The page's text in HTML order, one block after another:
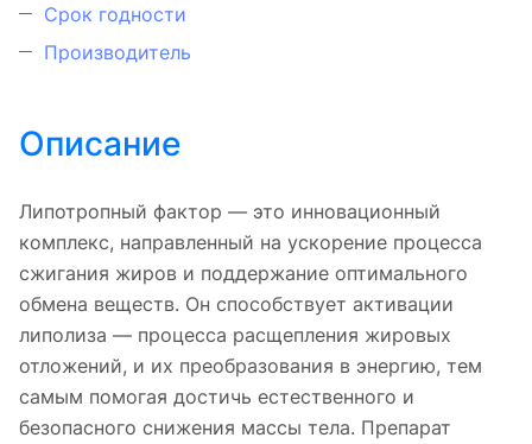
Срок годности
Производитель
Описание
Липотропный фактор — это инновационный
комплекс, направленный на ускорение процесса
сжигания жиров и поддержание оптимального
обмена веществ. Он способствует активации
липолиза — процесса расщепления жировых
отложений, и их преобразования в энергию, тем
самым помогая достичь естественного и
безопасного снижения массы тела. Препарат